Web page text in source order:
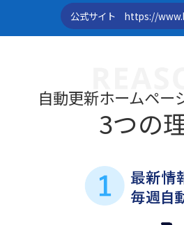
公式サイト https://
自動更新ホームペー
3つの